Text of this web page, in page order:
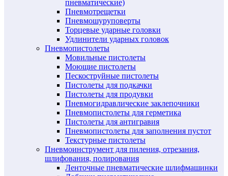
пневматические)
Пневмотрещетки
Пневмошуруповерты
Торцевые ударные головки
Удлинители ударных головок
Пневмопистолеты
Мовильные пистолеты
Моющие пистолеты
Пескоструйные пистолеты
Пистолеты для подкачки
Пистолеты для продувки
Пневмогидравлические заклепочники
Пневмопистолеты для герметика
Пистолеты для антигравия
Пневмопистолеты для заполнения пустот
Текстурные пистолеты
Пневмоинструмент для пиления, отрезания,
шлифования, полирования
Ленточные пневматические шлифмашинки